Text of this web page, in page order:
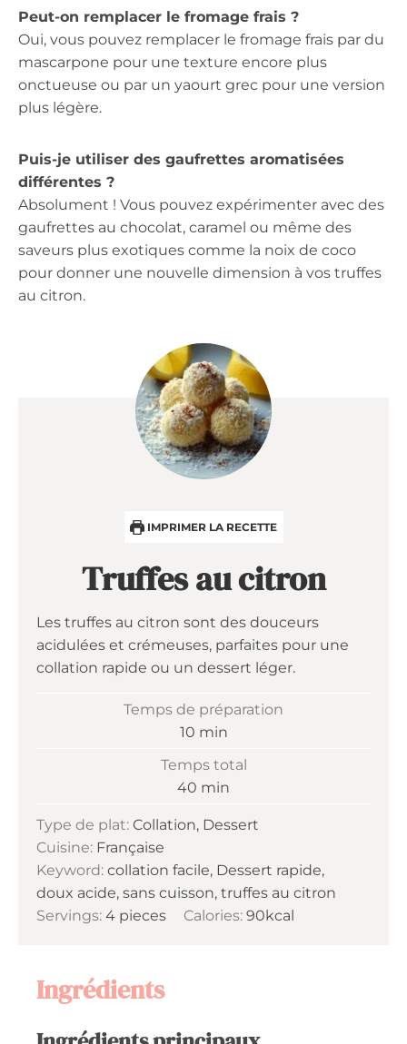
Peut-on remplacer le fromage frais ?
Oui, vous pouvez remplacer le fromage frais par du
mascarpone pour une texture encore plus
onctueuse ou par un yaourt grec pour une version
plus légère.
Puis-je utiliser des gaufrettes aromatisées
différentes ?
Absolument ! Vous pouvez expérimenter avec des
gaufrettes au chocolat, caramel ou même des
saveurs plus exotiques comme la noix de coco
pour donner une nouvelle dimension à vos truffes
au citron.
IMPRIMER LA RECETTE
Truffes au citron
Les truffes au citron sont des douceurs
acidulées et crémeuses, parfaites pour une
collation rapide ou un dessert léger.
Temps de préparation
10minutes
min
Temps total
40 minutes
min
Type de plat: Collation, Dessert
Cuisine: Française
Keyword: collation facile, Dessert rapide,
doux acide, sans cuisson, truffes au citron
Servings: 4 pieces Calories:90kcal
Ingrédients